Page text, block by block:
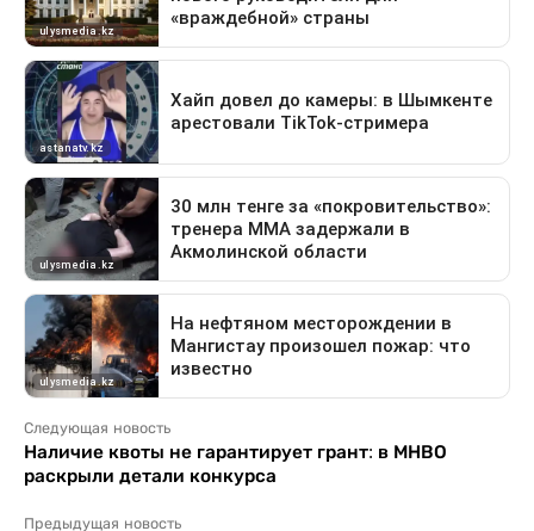
Следующая новость
Наличие квоты не гарантирует грант: в МНВО
раскрыли детали конкурса
Предыдущая новость